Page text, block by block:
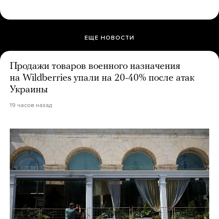
ЕЩЕ НОВОСТИ
Продажи товаров военного назначения
на Wildberries упали на 20-40% после атак
Украины
19 часов назад